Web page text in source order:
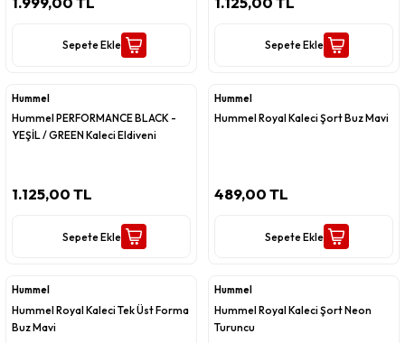
Sepete Ekle Sepete Ekle
Hummel
Hummel PERFORMANCE BLACK -
YEŞİL / GREEN Kaleci Eldiveni
1.125,00 TL
Sepete Ekle
Hummel
Hummel Royal Kaleci Şort Buz Mavi
489,00 TL
Sepete Ekle
Hummel
Hummel Royal Kaleci Tek Üst Forma
Buz Mavi
Hummel
Hummel Royal Kaleci Şort Neon
Turuncu